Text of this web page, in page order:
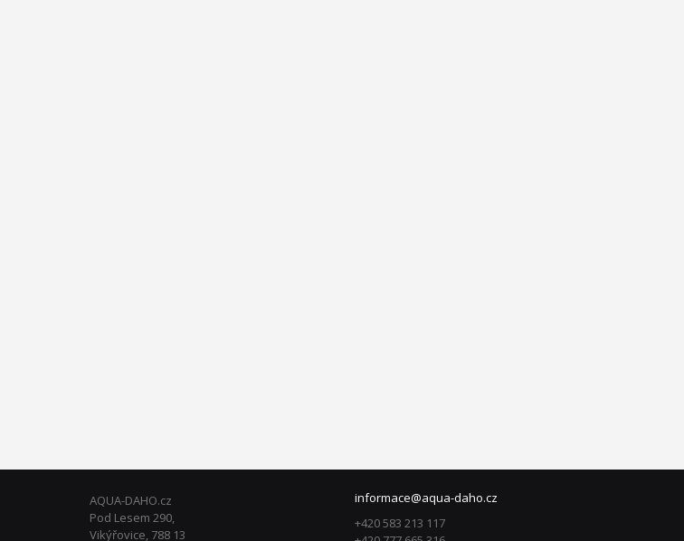
AQUA-DAHO.cz
Pod Lesem 290,
Vikýřovice, 788 13
informace@aqua-daho.cz
+420 583 213 117